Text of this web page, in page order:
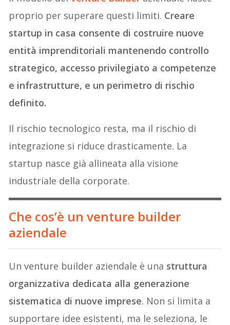
proprio per superare questi limiti. Creare
startup in casa consente di costruire nuove
entità imprenditoriali mantenendo controllo
strategico, accesso privilegiato a competenze
e infrastrutture, e un perimetro di rischio
definito.
Il rischio tecnologico resta, ma il rischio di
integrazione si riduce drasticamente. La
startup nasce già allineata alla visione
industriale della corporate.
Che cos’è un venture builder
aziendale
Un venture builder aziendale è una struttura
organizzativa dedicata alla generazione
sistematica di nuove imprese. Non si limita a
supportare idee esistenti, ma le seleziona, le